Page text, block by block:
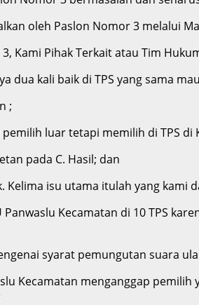
oleh Paslon Nomor 3 melalui
Kami Pihak Terkait atau Tim
dua kali baik di TPS yang sama
;
luar tetapi memilih di TPS di
pada C. Hasil; dan
Kelima isu utama itulah yang
Kecamatan di 10 TPS
syarat pemungutan suara
Kecamatan menganggap